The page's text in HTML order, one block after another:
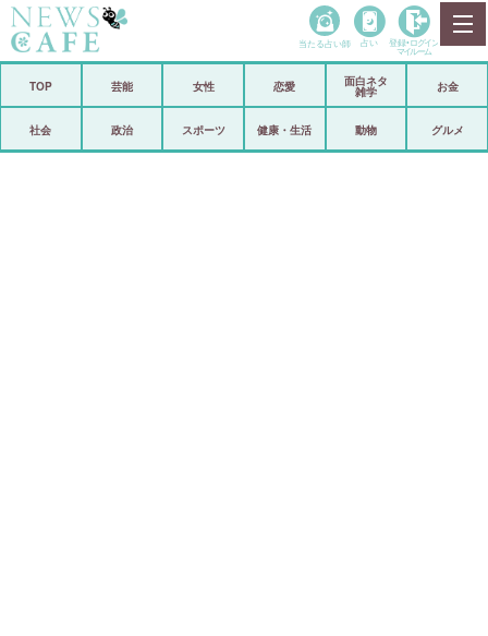
政治
当たる占い師 占い 登録• ログイン
マイルーム
TOP 芸能 女性 恋愛
面白ネタ
雑学
お金
社会 政治 スポーツ 健康・生活 動物 グルメ